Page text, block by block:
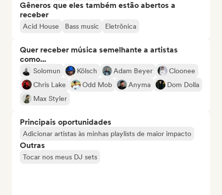
Gêneros que eles também estão abertos a
receber
Acid House Bass music Eletrônica
Quer receber música semelhante a artistas
como...
Solomun Kölsch Adam Beyer
Cloonee
Chris Lake
Odd Mob Anyma
Dom Dolla
Max Styler
Principais oportunidades
Adicionar artistas às minhas playlists de maior impacto
Outras
Tocar nos meus DJ sets